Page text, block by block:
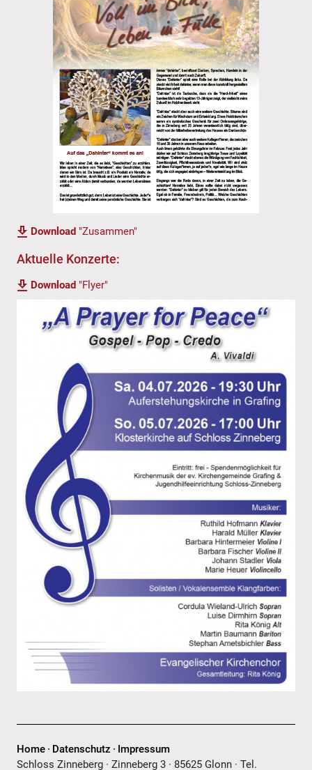
Download "Zusammen"
Aktuelle Konzerte:
Download "Flyer"
Home Datenschutz
Impressum
Schloss Zinneberg · Zinneberg 3 · 85625 Glonn · Tel.